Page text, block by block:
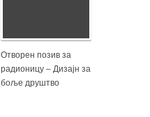
Отворен позив за
радионицу – Дизајн за
боље друштво